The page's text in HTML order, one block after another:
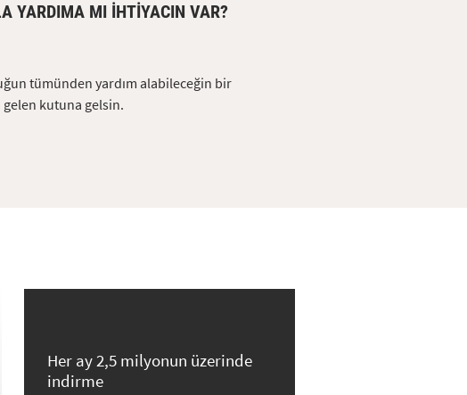
YARDIMA MI IHTIYACIN VAR?
tümünden yardım alabileceğin bir
gelen kutuna gelsin.
Her ay 2,5 milyonun üzerinde
indirme